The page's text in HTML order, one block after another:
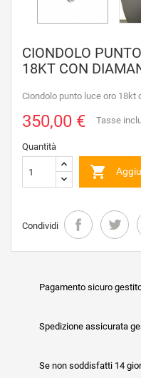
CIONDOLO
18KT CON
Ciondolo punto luce oro 18kt
350,00 € Tasse
Quantità

Condividi
Pagamento sicuro
Spedizione assicurata
Se non soddisfatti 14